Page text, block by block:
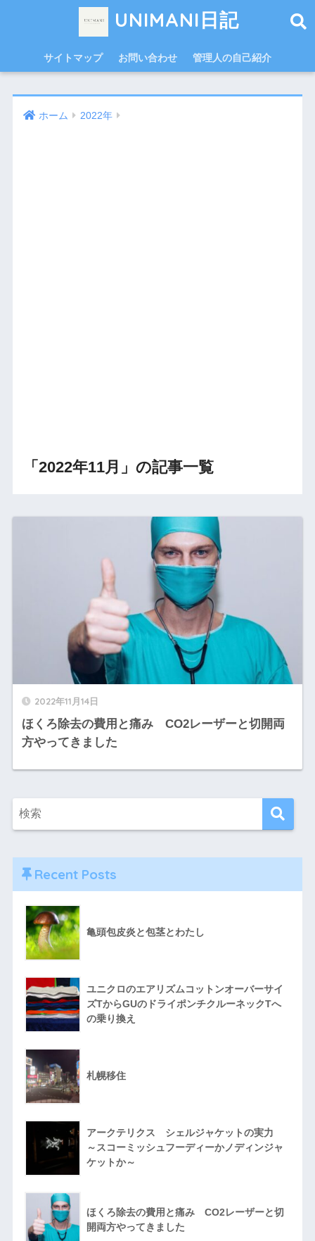
UNIMANI日記
サイトマップ お問い合わせ 管理人の自己紹介
ホーム 2022年
「2022年11月」の記事一覧
2022年11月14日
ほくろ除去の費用と痛み CO2レーザーと切開両
方やってきました
Recent Posts
亀頭包皮炎と包茎とわたし
ユニクロのエアリズムコットンオーバーサイ
ズTからGUのドライポンチクルーネックTへ
の乗り換え
札幌移住
アークテリクス シェルジャケットの実力
～スコーミッシュフーディーかノディンジャ
ケットか～
ほくろ除去の費用と痛み CO2レーザーと切
開両方やってきました